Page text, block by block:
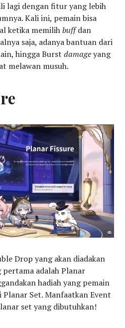
lagi dengan fitur yang lebih
Kali ini, pemain bisa
ketika memilihbuffdan
saja, adanya bantuan dari
hingga Burstdamageyang
melawan musuh.
Drop yang akan diadakan
pertama adalah Planar
hadiah yang pemain
Set. Manfaatkan Event
set yang dibutuhkan!